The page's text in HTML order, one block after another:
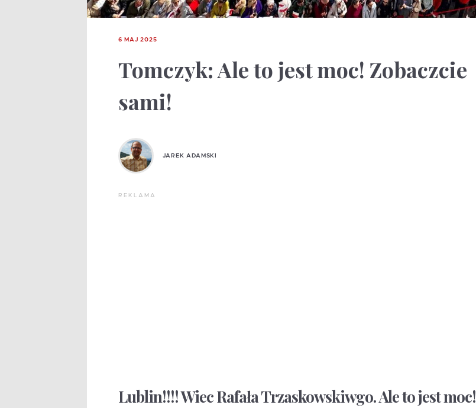
6 MAJ 2025
Tomczyk: Ale to jest moc! Zobaczcie
sami!
JAREK ADAMSKI
REKLAMA
Lublin!!!! Wiec Rafała Trzaskowskiwgo. Ale to jest moc!